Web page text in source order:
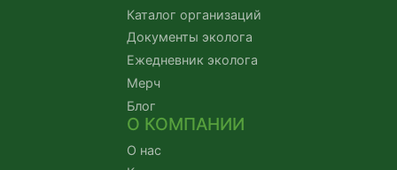
Каталог организаций
Документы эколога
Ежедневник эколога
Мерч
Блог
О КОМПАНИИ
О нас